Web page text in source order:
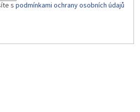
s podmínkami ochrany osobních údajů